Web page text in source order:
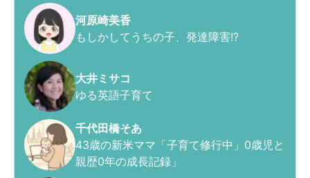
河原崎美香
もしかしてうちの子、発達障害!?
大井ミサコ
ゆる英語子育て
千代田橋そあ
43歳の新米ママ「子育て修行中」0歳児と
親歴0年の成長記録」